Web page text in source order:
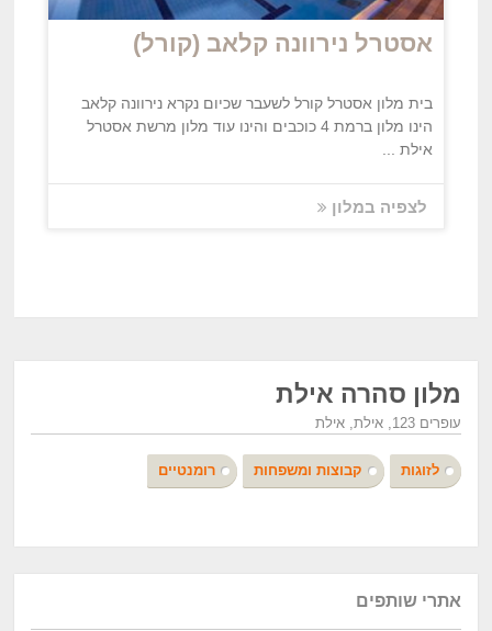
אסטרל נירוונה קלאב (קורל)
בית מלון אסטרל קורל לשעבר שכיום נקרא נירוונה קלאב
הינו מלון ברמת 4 כוכבים והינו עוד מלון מרשת אסטרל
אילת ...
לצפיה במלון
מלון סהרה אילת
עופרים 123, אילת, אילת
לזוגות קבוצות ומשפחות רומנטיים
אתרי שותפים